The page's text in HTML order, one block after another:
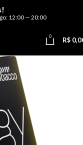
12:00 — 20:00
0 R$